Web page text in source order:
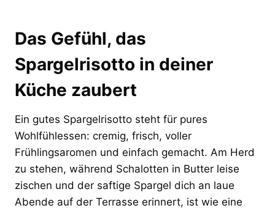
Das Gefühl, das
Spargelrisotto in deiner
Küche zaubert
Ein gutes Spargelrisotto steht für pures
Wohlfühlessen: cremig, frisch, voller
Frühlingsaromen und einfach gemacht. Am Herd
zu stehen, während Schalotten in Butter leise
zischen und der saftige Spargel dich an laue
Abende auf der Terrasse erinnert, ist wie eine